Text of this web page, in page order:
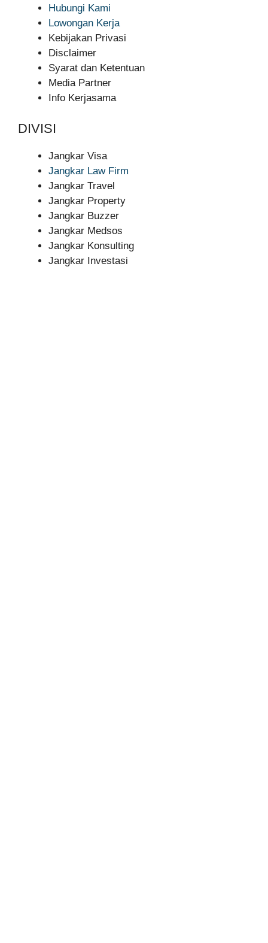
Hubungi Kami
Lowongan Kerja
Kebijakan Privasi
Disclaimer
Syarat dan Ketentuan
Media Partner
Info Kerjasama
DIVISI
Jangkar Visa
Jangkar Law Firm
Jangkar Travel
Jangkar Property
Jangkar Buzzer
Jangkar Medsos
Jangkar Konsulting
Jangkar Investasi